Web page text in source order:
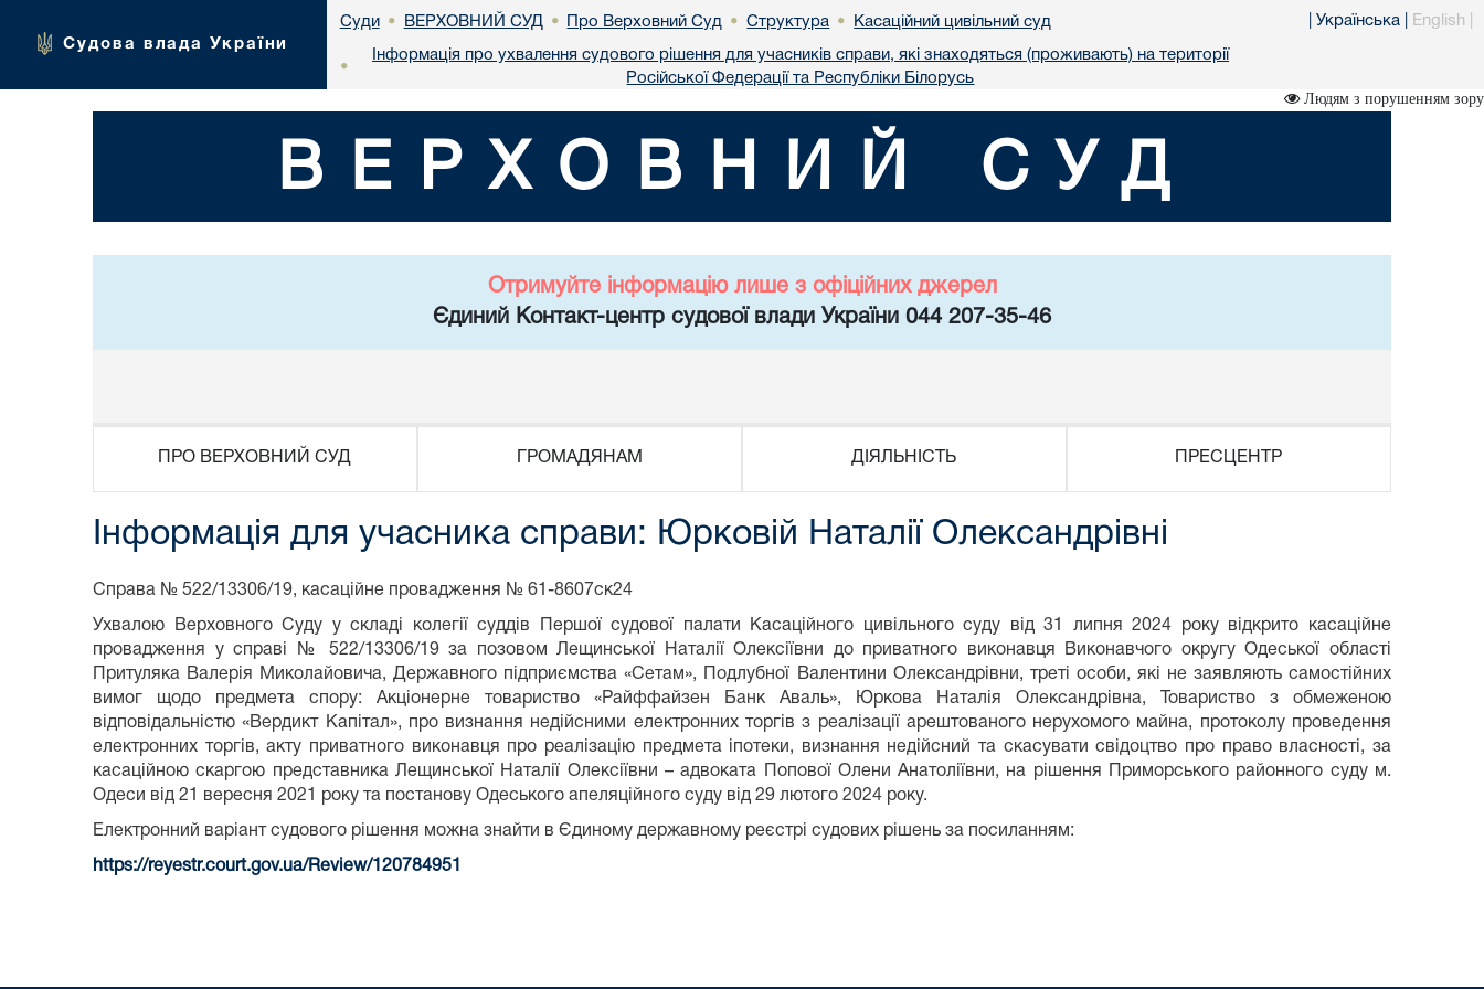
Судова влада України
Суди • ВЕРХОВНИЙ СУД • Про Верховний Суд • Структура • Касаційний цивільний суд
•
Інформація про ухвалення судового рішення для учасників справи, які знаходяться (проживають) на території
Російської Федерації та Республіки Білорусь
Українська English
Людям з порушенням зору
ВЕРХОВНИЙ СУД
Отримуйте інформацію лише з офіційних джерел
Єдиний Контакт-центр судової влади України 044 207-35-46
ПРО ВЕРХОВНИЙ СУД ГРОМАДЯНАМ ДІЯЛЬНІСТЬ ПРЕСЦЕНТР
Інформація для учасника справи: Юрковій Наталії Олександрівні
Справа № 522/13306/19, касаційне провадження № 61-8607ск24
Ухвалою Верховного Суду у складі колегії суддів Першої судової палати Касаційного цивільного суду від 31 липня 2024 року відкрито касаційне
провадження у справі № 522/13306/19 за позовом Лещинської Наталії Олексіївни до приватного виконавця Виконавчого округу Одеської області
Притуляка Валерія Миколайовича, Державного підприємства «Сетам», Подлубної Валентини Олександрівни, треті особи, які не заявляють самостійних
вимог щодо предмета спору: Акціонерне товариство «Райффайзен Банк Аваль», Юркова Наталія Олександрівна, Товариство з обмеженою
відповідальністю «Вердикт Капітал», про визнання недійсними електронних торгів з реалізації арештованого нерухомого майна, протоколу проведення
електронних торгів, акту приватного виконавця про реалізацію предмета іпотеки, визнання недійсний та скасувати свідоцтво про право власності, за
касаційною скаргою представника Лещинської Наталії Олексіївни – адвоката Попової Олени Анатоліївни, на рішення Приморського районного суду м.
Одеси від 21 вересня 2021 року та постанову Одеського апеляційного суду від 29 лютого 2024 року.
Електронний варіант судового рішення можна знайти в Єдиному державному реєстрі судових рішень за посиланням:
https://reyestr.court.gov.ua/Review/120784951